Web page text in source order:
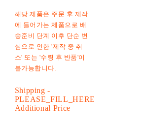
해당 제품은 주문 후 제작
에 들어가는 제품으로 배
송준비 단계 이후 단순 변
심으로 인한 '제작 중 취
소' 또는 '수령 후 반품'이
불가능합니다.
Shipping-
PLEASE_FILL_HERE
Additional Price